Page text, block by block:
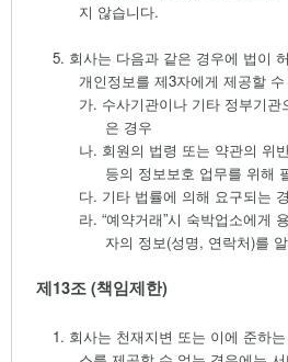
지 않습니다.
5. 회사는 다음과 같은 경우에 법이
개인정보를 제3자에게 제공할
가. 수사기관이나 기타 정부기
은 경우
나. 회원의 법령 또는 약관의 위
등의 정보보호 업무를 위해
다. 기타 법률에 의해 요구되는
라. “예약거래”시 숙박업소에게
자의 정보(성명, 연락처)를
제13조(책임제한)
1. 회사는 천재지변 또는 이에 준하